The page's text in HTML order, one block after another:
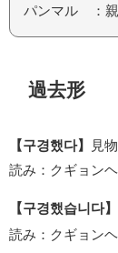
パンマル ：親
過去形
【구경했다】
見
読み：クギョン
【구경했습니다】
読み：クギョン